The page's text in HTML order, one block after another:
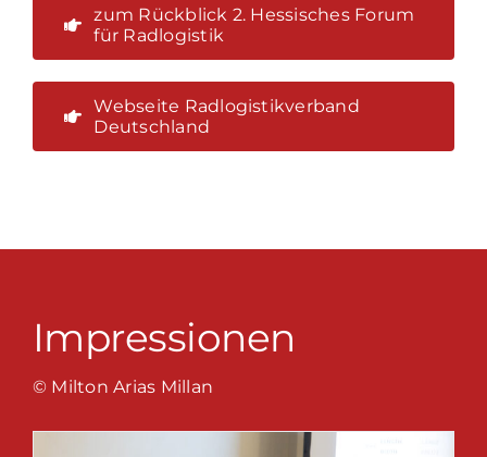
zum Rückblick 2. Hessisches Forum
für Radlogistik
Webseite Radlogistikverband
Deutschland
Impressionen
© Milton Arias Millan